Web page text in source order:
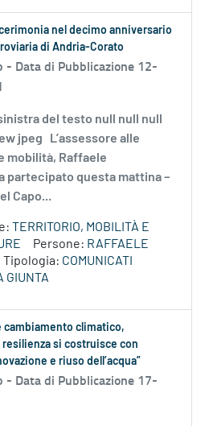
nel decimo anniversario
di Andria-Corato
- Data di Pubblicazione 12-
del testo null null null
jpeg L’assessore alle
mobilità, Raffaele
partecipato questa mattina –
Capo...
TERRITORIO, MOBILITÀ E
Persone: RAFFAELE
Tipologia: COMUNICATI
GIUNTA
cambiamento climatico,
resilienza si costruisce con
e riuso dell’acqua”
- Data di Pubblicazione 17-